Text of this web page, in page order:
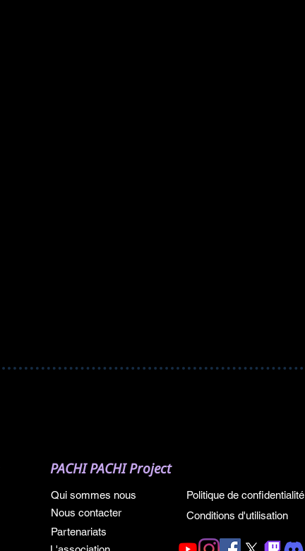
PACHI PACHI Project
Qui sommes nous
Politique de confidentialité
Nous contacter
Conditions d'utilisation
Partenariats